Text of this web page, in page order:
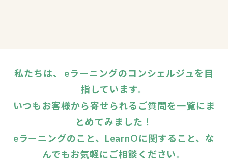
私たちは、 eラーニングのコンシェルジュを目
指しています。
いつもお客様から寄せられるご質問を一覧にま
とめてみました！
eラーニングのこと、LearnOに関すること、な
んでもお気軽にご相談ください。